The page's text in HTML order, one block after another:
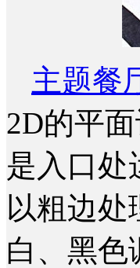
主题餐
2D的平
是入口处
以粗边处
白、黑色